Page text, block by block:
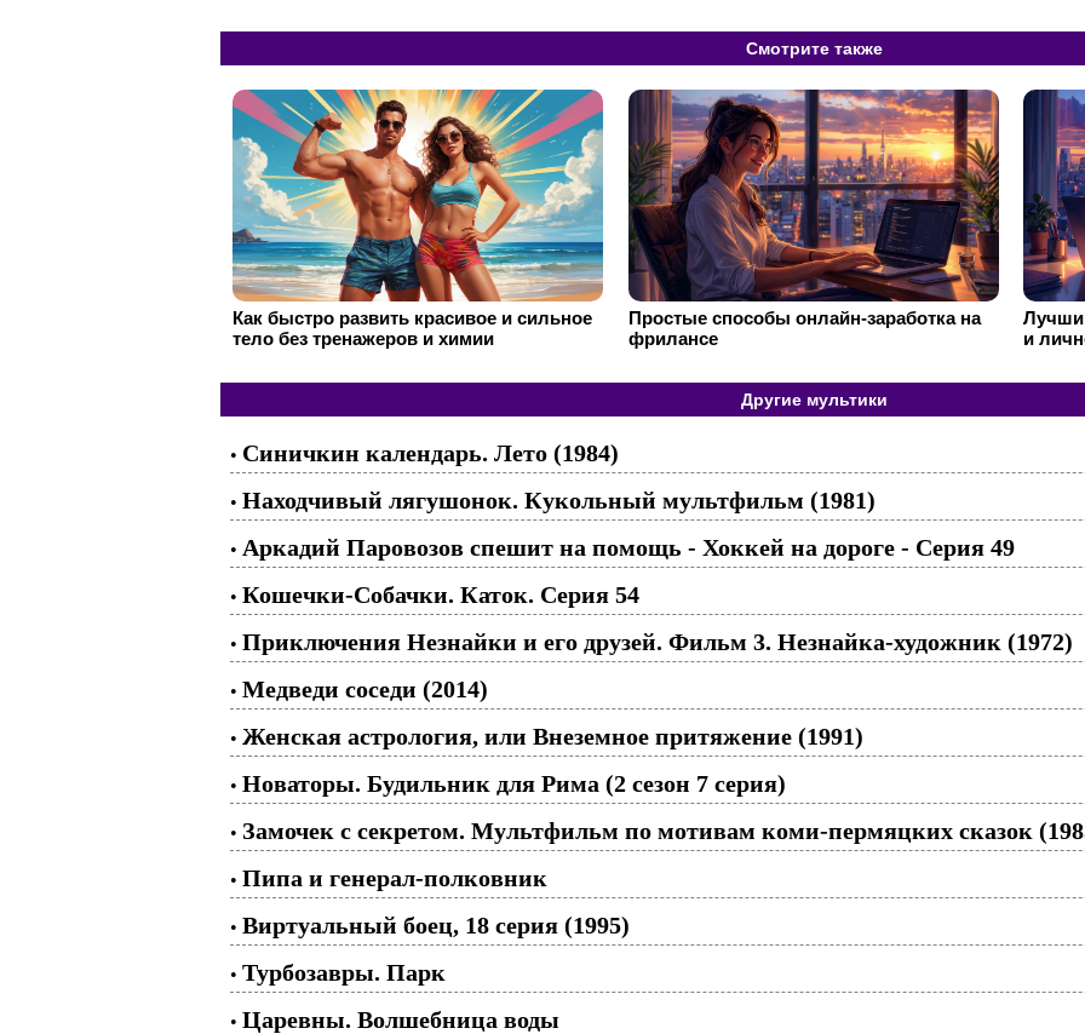
Смотрите также
Как быстро развить красивое и сильное
тело без тренажеров и химии
Простые способы онлайн-заработка на
фрилансе
и
Другие мультики
• Синичкин календарь. Лето (1984)
• Находчивый лягушонок. Кукольный мультфильм (1981)
• Аркадий Паровозов спешит на помощь - Хоккей на дороге - Cерия 49
• Кошечки-Собачки. Каток. Серия 54
• Приключения Незнайки и его друзей. Фильм 3. Незнайка-художник (1972)
• Медведи соседи (2014)
• Женская астрология, или Внеземное притяжение (1991)
• Новаторы. Будильник для Рима (2 сезон 7 серия)
• Замочек с секретом. Мультфильм по мотивам коми-пермяцких сказок
• Пипа и генерал-полковник
• Виртуальный боец, 18 серия (1995)
• Турбозавры. Парк
• Царевны. Волшебница воды